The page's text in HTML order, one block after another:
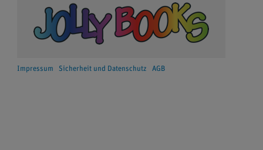
Impressum Sicherheit und Datenschutz AGB